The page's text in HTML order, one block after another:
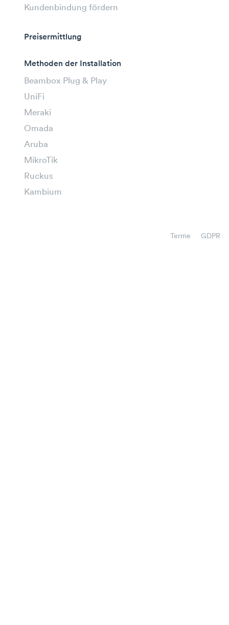
Kundenbindung fördern
Preisermittlung
Methoden der Installation
Beambox Plug & Play
UniFi
Meraki
Omada
Aruba
MikroTik
Ruckus
Kambium
Terme GDPR